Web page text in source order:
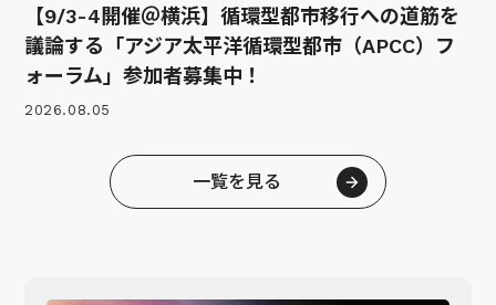
【9/3-4開催＠横浜】循環型都市移行への道筋を
議論する「アジア太平洋循環型都市（APCC）フ
ォーラム」参加者募集中！
2026.08.05
一覧を見る